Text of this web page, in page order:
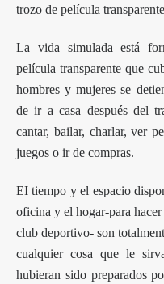
trozo de película
La vida simulada está
película transparente que
hombres y mujeres se
de ir a casa después del
cantar, bailar, charlar, ver
juegos o ir de compras.
EI tiempo y el espacio
oficina y el hogar-para
club deportivo- son
cualquier cosa que le
hubieran sido preparados